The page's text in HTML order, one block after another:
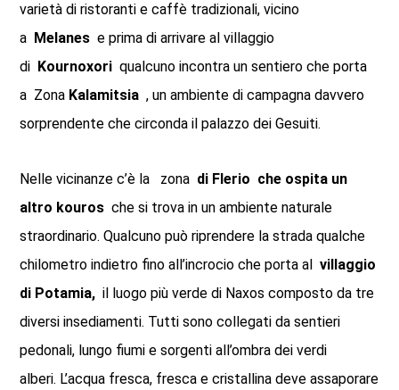
varietà di ristoranti e caffè tradizionali, vicino
a Melanes e prima di arrivare al villaggio
di Kournoxori qualcuno incontra un sentiero che porta
a Zona Kalamitsia , un ambiente di campagna davvero
sorprendente che circonda il palazzo dei Gesuiti.
Nelle vicinanze c’è la zona di Flerio che ospita un
altro kouros che si trova in un ambiente naturale
straordinario. Qualcuno può riprendere la strada qualche
chilometro indietro fino all’incrocio che porta alvillaggio
di Potamia, il luogo più verde di Naxos composto da tre
diversi insediamenti. Tutti sono collegati da sentieri
pedonali, lungo fiumi e sorgenti all’ombra dei verdi
alberi. L’acqua fresca, fresca e cristallina deve assaporare